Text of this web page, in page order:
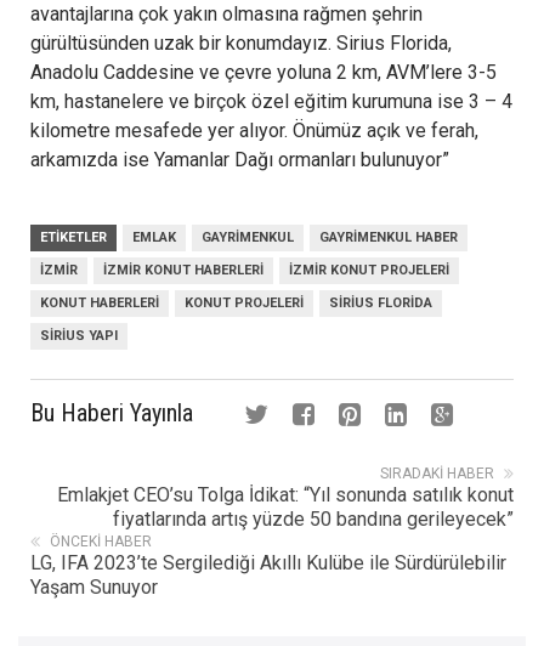
avantajlarına çok yakın olmasına rağmen şehrin
gürültüsünden uzak bir konumdayız. Sirius Florida,
Anadolu Caddesine ve çevre yoluna 2 km, AVM’lere 3-5
km, hastanelere ve birçok özel eğitim kurumuna ise 3 – 4
kilometre mesafede yer alıyor. Önümüz açık ve ferah,
arkamızda ise Yamanlar Dağı ormanları bulunuyor”
ETIKETLER EMLAK GAYRIMENKUL GAYRIMENKUL HABER
İZMIR IZMIR KONUT HABERLERI IZMIR KONUT PROJELERI
KONUT HABERLERI KONUT PROJELERI SIRIUS FLORIDA
SIRIUS YAPI
Bu Haberi Yayınla
SIRADAKI HABER
Emlakjet CEO’su Tolga İdikat: “Yıl sonunda satılık konut
fiyatlarında artış yüzde 50 bandına gerileyecek”
ÖNCEKI HABER
LG, IFA 2023’te Sergilediği Akıllı Kulübe ile Sürdürülebilir
Yaşam Sunuyor